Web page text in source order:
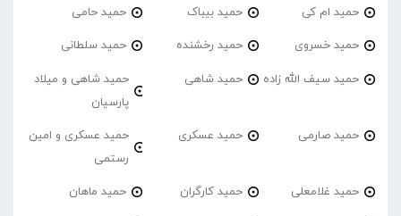
حمید ام کی حمید بیباک حمید حامی
حمید خسروی حمید رخشنده حمید سلطانی
حمید سیف الله زاده حمید شاهی
حمید شاهی و میلاد
پارسیان
حمید صارمی حمید عسکری
حمید عسکری و امین
رستمی
حمید غلامعلی حمید کارگران حمید ماهان